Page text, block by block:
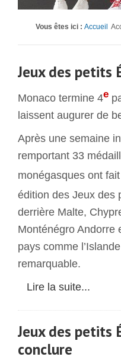
Vous êtes ici : Accueil
Jeux des petits
Monaco termine 4e
laissent augurer de
Après une semaine
remportant 33
monégasques ont
édition des Jeux des
derrière Malte,
Monténégro Andorre
pays comme
remarquable.
Lire la suite...
Jeux des petits
conclure